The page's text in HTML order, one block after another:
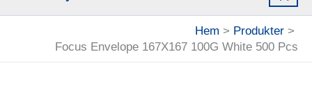
Hem
Produkter
Focus Envelope 167X167 100G White 500 Pcs